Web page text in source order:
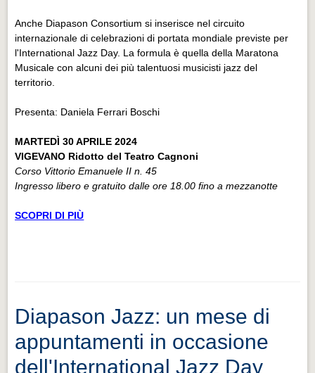
Anche Diapason Consortium si inserisce nel circuito
internazionale di celebrazioni di portata mondiale previste per
l'International Jazz Day. La formula è quella della Maratona
Musicale con alcuni dei più talentuosi musicisti jazz del
territorio.
Presenta: Daniela Ferrari Boschi
MARTEDÌ 30 APRILE 2024
VIGEVANO Ridotto del Teatro Cagnoni
Corso Vittorio Emanuele II n. 45
Ingresso libero e gratuito dalle ore 18.00 fino a mezzanotte
SCOPRI DI PIÙ
Diapason Jazz: un mese di
appuntamenti in occasione
dell'International Jazz Day